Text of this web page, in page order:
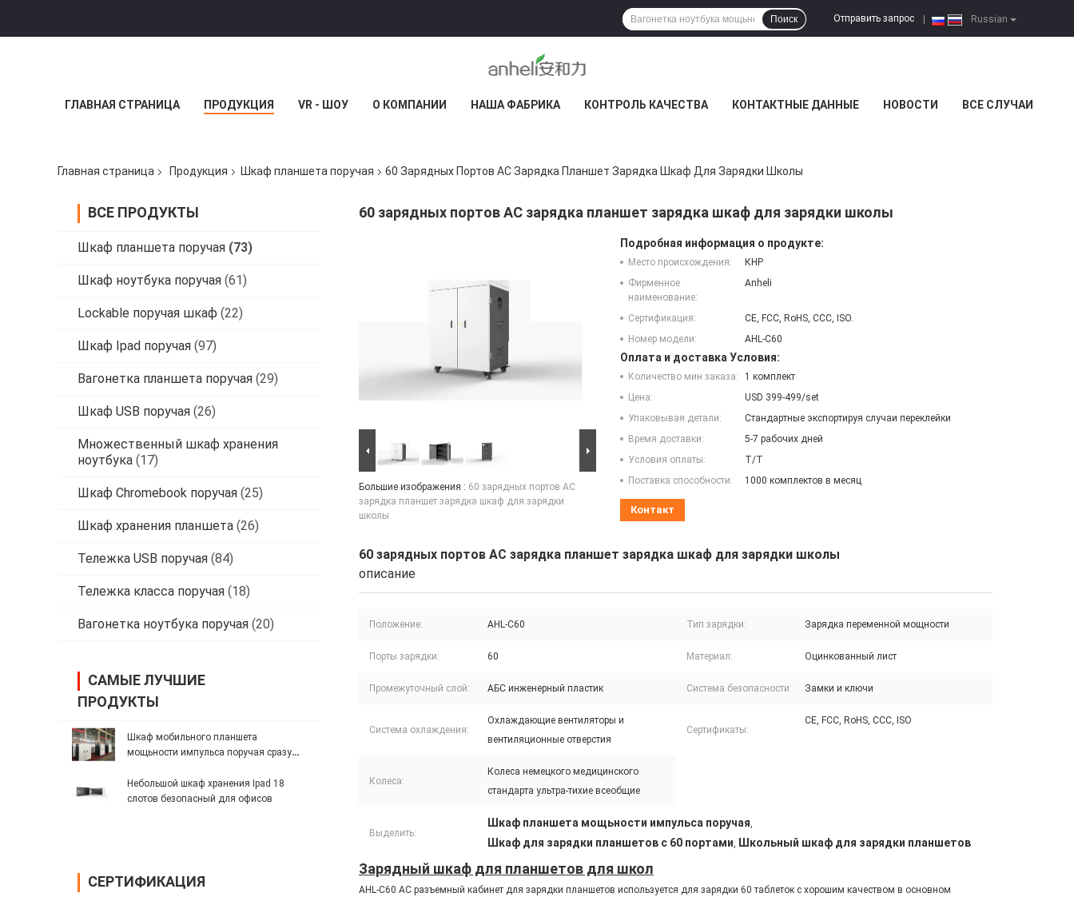
Russian
Отправить запрос
Поиск
ГЛАВНАЯ СТРАНИЦА ПРОДУКЦИЯ VR - ШОУ О КОМПАНИИ НАША ФАБРИКА КОНТРОЛЬ КАЧЕСТВА КОНТАКТНЫЕ ДАННЫЕ НОВОСТИ ВСЕ СЛУЧАИ
Главная страница Продукция Шкаф планшета поручая 60 Зарядных Портов AC Зарядка Планшет Зарядка Шкаф Для Зарядки Школы
ВСЕ ПРОДУКТЫ
Шкаф планшета поручая (73)
Шкаф ноутбука поручая (61)
Lockable поручая шкаф (22)
Шкаф Ipad поручая (97)
Вагонетка планшета поручая (29)
Шкаф USB поручая (26)
Множественный шкаф хранения
ноутбука (17)
Шкаф Chromebook поручая (25)
Шкаф хранения планшета (26)
Тележка USB поручая (84)
Тележка класса поручая (18)
Вагонетка ноутбука поручая (20)
САМЫЕ ЛУЧШИЕ
ПРОДУКТЫ
Шкаф мобильного планшета
мощьности импульса поручая сразу
Небольшой шкаф хранения Ipad 18
слотов безопасный для офисов
СЕРТИФИКАЦИЯ
60 зарядных портов AC зарядка планшет зарядка шкаф для зарядки школы
Большие изображения : 60 зарядных портов AC
зарядка планшет зарядка шкаф для зарядки
школы
Подробная информация о продукте:
Место происхождения:
КНР
Фирменное
наименование:
Anheli
Сертификация:
CE, FCC, RoHS, CCC, ISO.
Номер модели:
AHL-C60
Оплата и доставка Условия:
Количество мин заказа:
1 комплект
Цена:
USD 399-499/set
Упаковывая детали:
Стандартные экспортируя случаи переклейки
Время доставки:
5-7 рабочих дней
Условия оплаты:
T/T
Поставка способности:
1000 комплектов в месяц
Контакт
60 зарядных портов AC зарядка планшет зарядка шкаф для зарядки школы
описание
Положение: AHL-C60 Тип зарядки: Зарядка переменной мощности
Порты зарядки: 60 Материал: Оцинкованный лист
Промежуточный слой: АБС инженерный пластик Система безопасности: Замки и ключи
Система охлаждения:
Охлаждающие вентиляторы и
вентиляционные отверстия
Сертификаты:
CE, FCC, RoHS, CCC, ISO
Колеса:
Колеса немецкого медицинского
стандарта ультра-тихие всеобщие
Выделить:
Шкаф планшета мощьности импульса поручая,
Шкаф для зарядки планшетов с 60 портами, Школьный шкаф для зарядки планшетов
Зарядный шкаф для планшетов для школ
AHL-C60 AC разъемный кабинет для зарядки планшетов используется для зарядки 60 таблеток с хорошим качеством в основном